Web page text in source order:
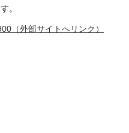
。
（外部サイトへリンク）